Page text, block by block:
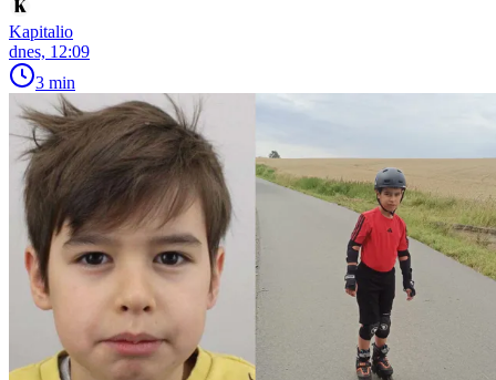
Kapitalio
dnes, 12:09
3 min